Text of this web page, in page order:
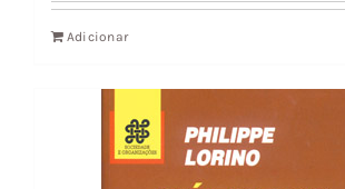
original
era:
atual
Adicionar